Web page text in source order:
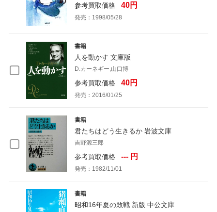
参考買取価格 40円
発売：1998/05/28
書籍
人を動かす 文庫版
D.カーネギー,山口博
参考買取価格 40円
発売：2016/01/25
書籍
君たちはどう生きるか 岩波文庫
吉野源三郎
参考買取価格 --- 円
発売：1982/11/01
書籍
昭和16年夏の敗戦 新版 中公文庫